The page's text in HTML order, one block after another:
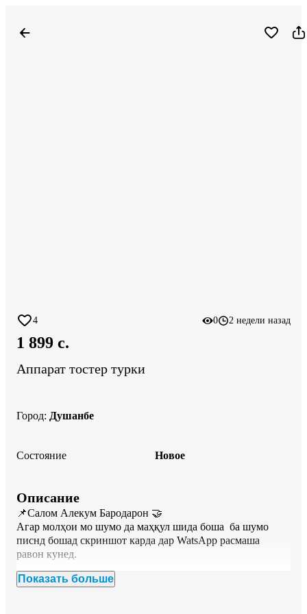
4 0 2 недели назад
1 899 c.
Аппарат тостер турки
Город: Душанбе
Состояние Новое
Описание
📌Салом Алекум Бародарон 🤝
Агар молҳои мо шумо да маҳқул шида боша  ба шумо
писнд бошад скриншот карда дар WatsApp расмаша
равон кунед.
📌Барои дигар намудша дидан,дар зери ракамхои ман
Показать больше